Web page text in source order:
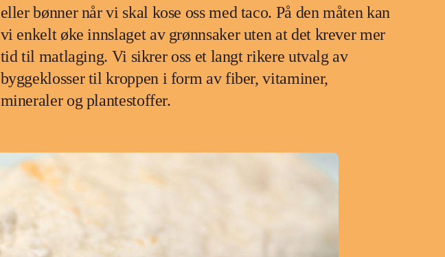
eller bønner når vi skal kose oss med taco. På den måten kan
vi enkelt øke innslaget av grønnsaker uten at det krever mer
tid til matlaging. Vi sikrer oss et langt rikere utvalg av
byggeklosser til kroppen i form av fiber, vitaminer,
mineraler og plantestoffer.